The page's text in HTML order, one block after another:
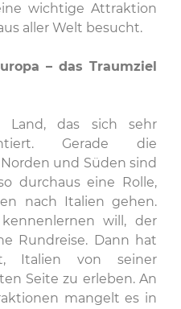
wichtige Attraktion
aller Welt besucht.
– das Traumziel
das sich sehr
Gerade die
und Süden sind
durchaus eine Rolle,
nach Italien gehen.
will, der
Rundreise. Dann hat
Italien von seiner
Seite zu erleben. An
mangelt es in